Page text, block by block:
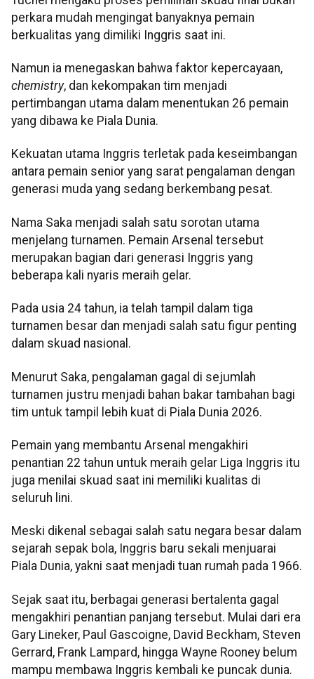
perkara mudah mengingat banyaknya pemain
berkualitas yang dimiliki Inggris saat ini.
Namun ia menegaskan bahwa faktor kepercayaan,
chemistry, dan kekompakan tim menjadi
pertimbangan utama dalam menentukan 26 pemain
yang dibawa ke Piala Dunia.
Kekuatan utama Inggris terletak pada keseimbangan
antara pemain senior yang sarat pengalaman dengan
generasi muda yang sedang berkembang pesat.
Nama Saka menjadi salah satu sorotan utama
menjelang turnamen. Pemain Arsenal tersebut
merupakan bagian dari generasi Inggris yang
beberapa kali nyaris meraih gelar.
Pada usia 24 tahun, ia telah tampil dalam tiga
turnamen besar dan menjadi salah satu figur penting
dalam skuad nasional.
Menurut Saka, pengalaman gagal di sejumlah
turnamen justru menjadi bahan bakar tambahan bagi
tim untuk tampil lebih kuat di Piala Dunia 2026.
Pemain yang membantu Arsenal mengakhiri
penantian 22 tahun untuk meraih gelar Liga Inggris itu
juga menilai skuad saat ini memiliki kualitas di
seluruh lini.
Meski dikenal sebagai salah satu negara besar dalam
sejarah sepak bola, Inggris baru sekali menjuarai
Piala Dunia, yakni saat menjadi tuan rumah pada 1966.
Sejak saat itu, berbagai generasi bertalenta gagal
mengakhiri penantian panjang tersebut. Mulai dari era
Gary Lineker, Paul Gascoigne, David Beckham, Steven
Gerrard, Frank Lampard, hingga Wayne Rooney belum
mampu membawa Inggris kembali ke puncak dunia.